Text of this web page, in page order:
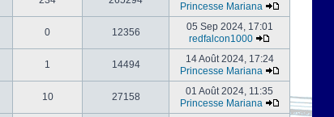
Princesse Mariana
0 12356
05 Sep 2024, 17:01
redfalcon1000
1 14494
14 Août 2024, 17:24
Princesse Mariana
10 27158
01 Août 2024, 11:35
Princesse Mariana